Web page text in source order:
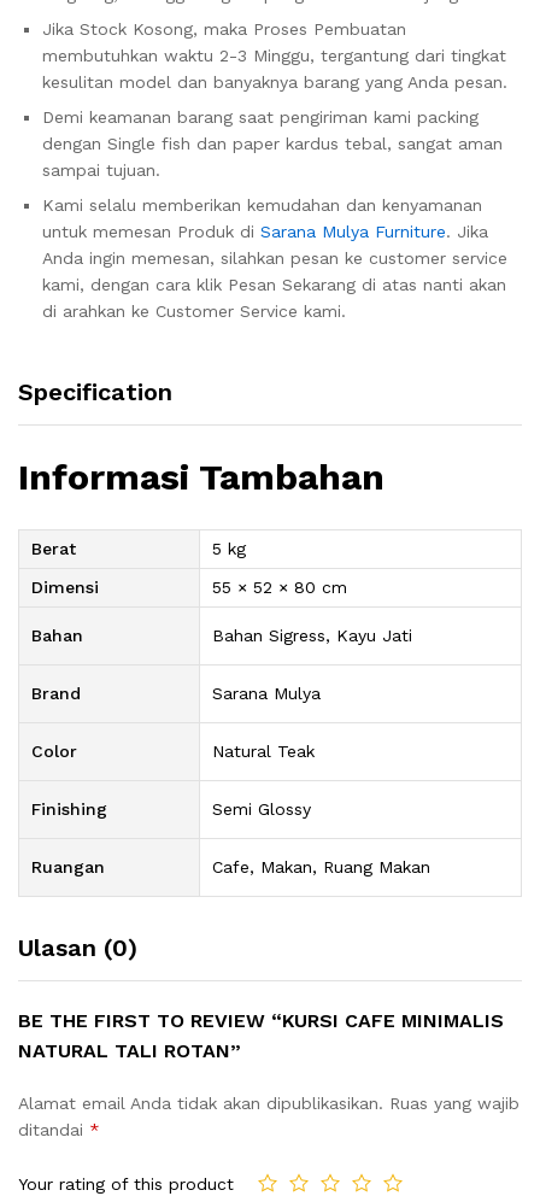
Jika Stock Kosong, maka Proses Pembuatan
membutuhkan waktu 2-3 Minggu, tergantung dari tingkat
kesulitan model dan banyaknya barang yang Anda pesan.
Demi keamanan barang saat pengiriman kami packing
dengan Single fish dan paper kardus tebal, sangat aman
sampai tujuan.
Kami selalu memberikan kemudahan dan kenyamanan
untuk memesan Produk di Sarana Mulya Furniture. Jika
Anda ingin memesan, silahkan pesan ke customer service
kami, dengan cara klik Pesan Sekarang di atas nanti akan
di arahkan ke Customer Service kami.
Specification
Informasi Tambahan
Berat
5 kg
Dimensi
55 × 52 × 80 cm
Bahan Bahan Sigress, Kayu Jati
Brand Sarana Mulya
Color Natural Teak
Finishing Semi Glossy
Ruangan Cafe, Makan, Ruang Makan
Ulasan (0)
BE THE FIRST TO REVIEW “KURSI CAFE MINIMALIS
NATURAL TALI ROTAN”
Alamat email Anda tidak akan dipublikasikan. Ruas yang wajib
ditandai *
Your rating of this product